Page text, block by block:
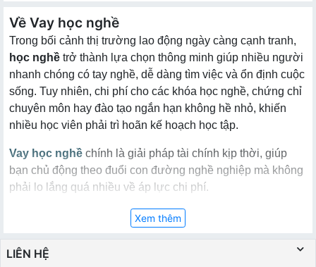
Về Vay học nghề
Trong bối cảnh thị trường lao động ngày càng cạnh tranh,
học nghề trở thành lựa chọn thông minh giúp nhiều người
nhanh chóng có tay nghề, dễ dàng tìm việc và ổn định cuộc
sống. Tuy nhiên, chi phí cho các khóa học nghề, chứng chỉ
chuyên môn hay đào tạo ngắn hạn không hề nhỏ, khiến
nhiều học viên phải trì hoãn kế hoạch học tập.
Vay học nghề chính là giải pháp tài chính kịp thời, giúp
bạn chủ động theo đuổi con đường nghề nghiệp mà không
phải lo lắng quá nhiều về áp lực chi phí.
Xem thêm
LIÊN HỆ